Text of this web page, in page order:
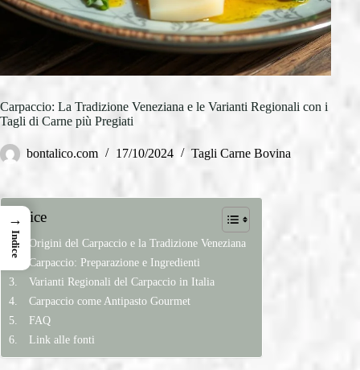
Carpaccio: La Tradizione Veneziana e le Varianti Regionali con i
Tagli di Carne più Pregiati
bontalico.com 17/10/2024 Tagli Carne Bovina
Indice
Origini del Carpaccio e la Tradizione Veneziana
Carpaccio: Preparazione e Ingredienti
Varianti Regionali del Carpaccio in Italia
Carpaccio come Antipasto Gourmet
FAQ
Link alle fonti
→
Indice